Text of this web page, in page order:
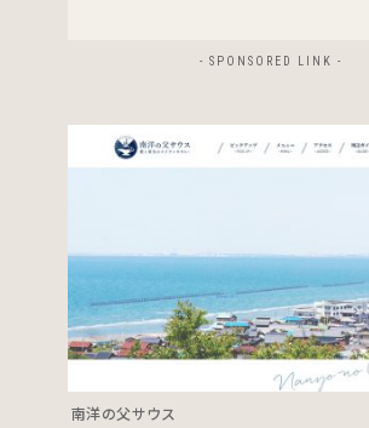
- SPONSORED LINK -
南洋の父サウス